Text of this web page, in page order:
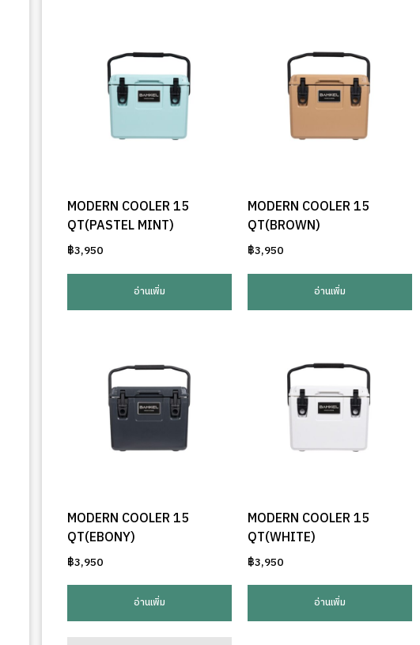
MODERN COOLER 15
QT(PASTEL MINT)
฿3,950
อ่านเพิ่ม
MODERN COOLER 15
QT(BROWN)
฿3,950
อ่านเพิ่ม
MODERN COOLER 15
QT(EBONY)
฿3,950
อ่านเพิ่ม
MODERN COOLER 15
QT(WHITE)
฿3,950
อ่านเพิ่ม